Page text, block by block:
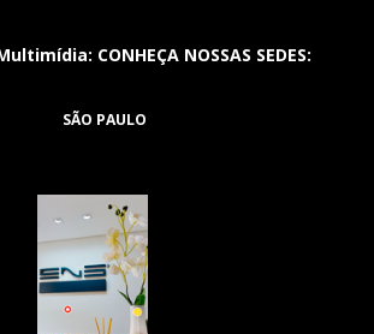
CONHEÇA NOSSAS SEDES:
SÃO PAULO